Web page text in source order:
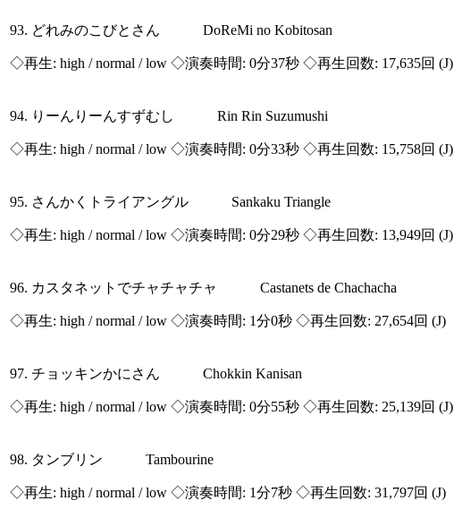
93. どれみのこびとさん DoReMi no Kobitosan
◇再生: high / normal / low ◇演奏時間: 0分37秒 ◇再生回数: 17,635回 (J)
94. りーんりーんすずむし Rin Rin Suzumushi
◇再生: high / normal / low ◇演奏時間: 0分33秒 ◇再生回数: 15,758回 (J)
95. さんかくトライアングル Sankaku Triangle
◇再生: high / normal / low ◇演奏時間: 0分29秒 ◇再生回数: 13,949回 (J)
96. カスタネットでチャチャチャ Castanets de Chachacha
◇再生: high / normal / low ◇演奏時間: 1分0秒 ◇再生回数: 27,654回 (J)
97. チョッキンかにさん Chokkin Kanisan
◇再生: high / normal / low ◇演奏時間: 0分55秒 ◇再生回数: 25,139回 (J)
98. タンブリン Tambourine
◇再生: high / normal / low ◇演奏時間: 1分7秒 ◇再生回数: 31,797回 (J)